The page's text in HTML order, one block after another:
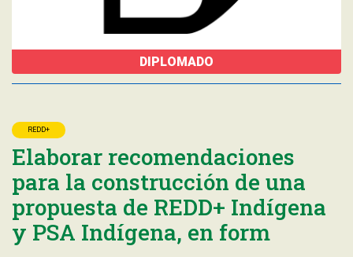
DIPLOMADO
REDD+
Elaborar recomendaciones
para la construcción de una
propuesta de REDD+ Indígena
y PSA Indígena, en form